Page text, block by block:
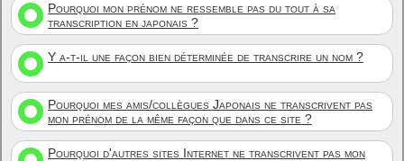
Pourquoi mon prénom ne ressemble pas du tout à sa
transcription en japonais ?
Y a-t-il une façon bien déterminée de transcrire un nom ?
Pourquoi mes amis/collègues Japonais ne transcrivent pas
mon prénom de la même façon que dans ce site ?
Pourquoi d'autres sites Internet ne transcrivent pas mon